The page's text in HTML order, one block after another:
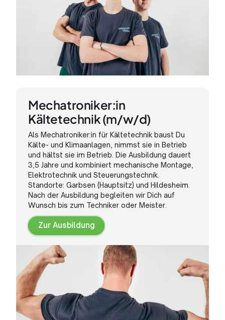
Mechatroniker:in
Kältetechnik (m/w/d)
Als Mechatroniker:in für Kältetechnik baust Du
Kälte- und Klimaanlagen, nimmst sie in Betrieb
und hältst sie im Betrieb. Die Ausbildung dauert
3,5 Jahre und kombiniert mechanische Montage,
Elektrotechnik und Steuerungstechnik.
Standorte: Garbsen (Hauptsitz) und Hildesheim.
Nach der Ausbildung begleiten wir Dich auf
Wunsch bis zum Techniker oder Meister.
Zur Ausbildung
Zur
Ausbildung